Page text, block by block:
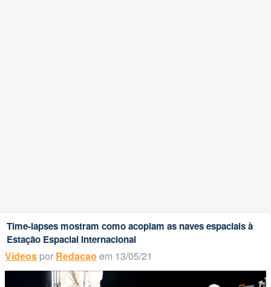
Time-lapses mostram como acoplam as naves espaciais à
Estação Espacial Internacional
Vídeos por Redacao em 13/05/21